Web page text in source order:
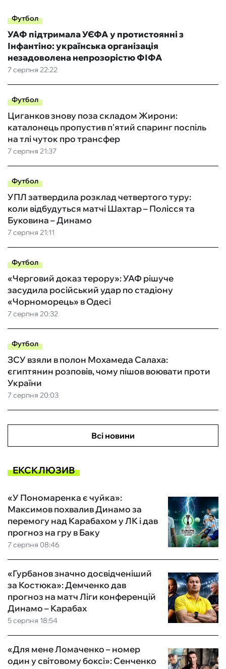
Футбол
7 серпня 22:22
УАФ підтримала УЄФА у протистоянні з
Інфантіно: українська організація
незадоволена непрозорістю ФІФА
Футбол
7 серпня 21:37
Циганков знову поза складом Жирони:
каталонець пропустив п'ятий спаринг поспіль
на тлі чуток про трансфер
Футбол
7 серпня 21:11
УПЛ затвердила розклад четвертого туру:
коли відбудуться матчі Шахтар – Полісся та
Буковина – Динамо
Футбол
7 серпня 20:32
«Черговий доказ терору»: УАФ рішуче
засудила російський удар по стадіону
«Чорноморець» в Одесі
Футбол
7 серпня 20:03
ЗСУ взяли в полон Мохамеда Салаха:
єгиптянин розповів, чому пішов воювати проти
України
Всі новини
ЕКСКЛЮЗИВ
7 серпня 08:46
«У Пономаренка є чуйка»:
Максимов похвалив Динамо за
перемогу над Карабахом у ЛК і дав
прогноз на гру в Баку
5 серпня 18:54
«Гурбанов значно досвідченіший
за Костюка»: Демченко дав
прогноз на матч Ліги конференцій
Динамо – Карабах
«Для мене Ломаченко – номер
один у світовому боксі»: Сенченко